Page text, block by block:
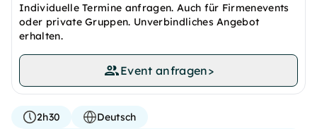
Individuelle Termine anfragen. Auch für Firmenevents
oder private Gruppen. Unverbindliches Angebot
erhalten.
Event anfragen>
2h30
Deutsch